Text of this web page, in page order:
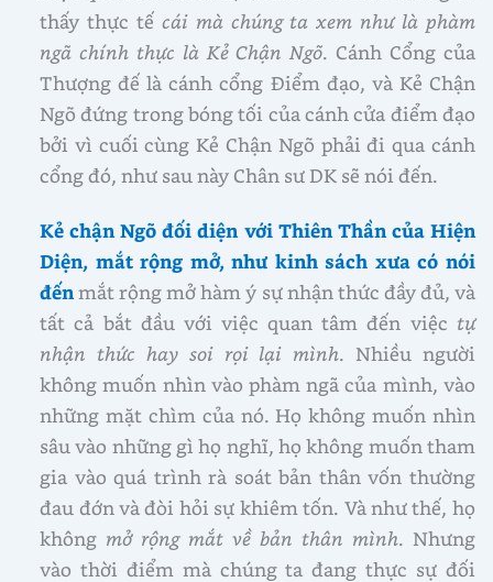
thấy thực tế cái mà chúng ta xem như là phàm
ngã chính thực là Kẻ Chận Ngõ. Cánh Cổng của
Thượng đế là cánh cổng Điểm đạo, và Kẻ Chận
Ngõ đứng trong bóng tối của cánh cửa điểm đạo
bởi vì cuối cùng Kẻ Chận Ngõ phải đi qua cánh
cổng đó, như sau này Chân sư DK sẽ nói đến.
Kẻ chận Ngõ đối diện với Thiên Thần của Hiện
Diện, mắt rộng mở, như kinh sách xưa có nói
đếnmắt rộng mở hàm ý sự nhận thức đầy đủ, và
tất cả bắt đầu với việc quan tâm đến việc tự
nhận thức hay soi rọi lại mình. Nhiều người
không muốn nhìn vào phàm ngã của mình, vào
những mặt chìm của nó. Họ không muốn nhìn
sâu vào những gì họ nghĩ, họ không muốn tham
gia vào quá trình rà soát bản thân vốn thường
đau đớn và đòi hỏi sự khiêm tốn. Và như thế, họ
không mở rộng mắt về bản thân mình. Nhưng
vào thời điểm mà chúng ta đang thực sự đối